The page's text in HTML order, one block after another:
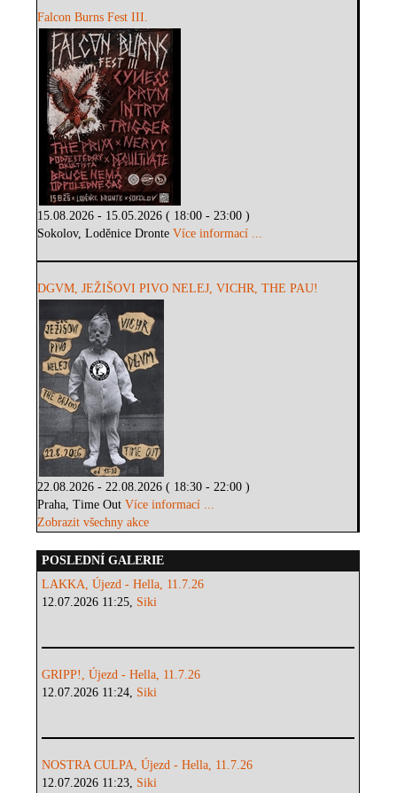
Falcon Burns Fest III.
15.08.2026 - 15.05.2026 ( 18:00 - 23:00 )
Sokolov, Loděnice DronteVíce informací ...
DGVM, JEŽIŠOVI PIVO NELEJ, VICHR, THE PAU!
22.08.2026 - 22.08.2026 ( 18:30 - 22:00 )
Praha, Time OutVíce informací ...
Zobrazit všechny akce
POSLEDNÍ GALERIE
LAKKA, Újezd - Hella, 11.7.26
12.07.2026 11:25, Siki
GRIPP!, Újezd - Hella, 11.7.26
12.07.2026 11:24, Siki
NOSTRA CULPA, Újezd - Hella, 11.7.26
12.07.2026 11:23, Siki